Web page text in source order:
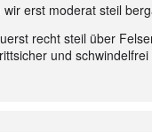
wir erst moderat steil
recht steil über
und